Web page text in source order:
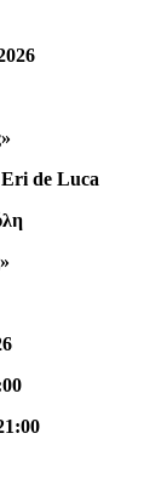
Eri de Luca